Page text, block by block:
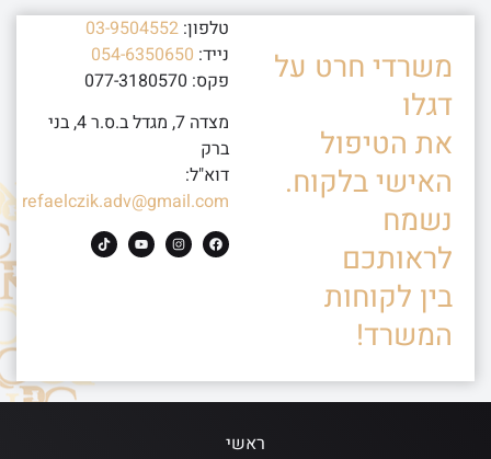
משרדי חרט על
דגלו
את הטיפול
האישי בלקוח.
נשמח
לראותכם
בין לקוחות
המשרד!
טלפון: 03-9504552
נייד: 054-6350650
פקס: 077-3180570
מצדה 7, מגדל ב.ס.ר 4, בני
ברק
דוא"ל:
refaelczik.adv@gmail.com
ראשי